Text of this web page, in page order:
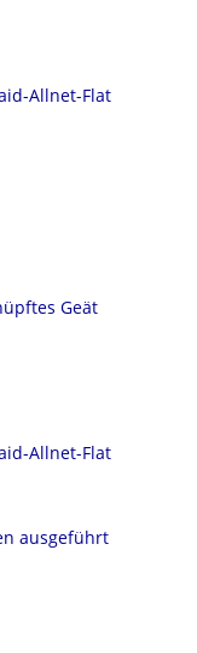
Allnet-Flat
Geät
Allnet-Flat
ausgeführt